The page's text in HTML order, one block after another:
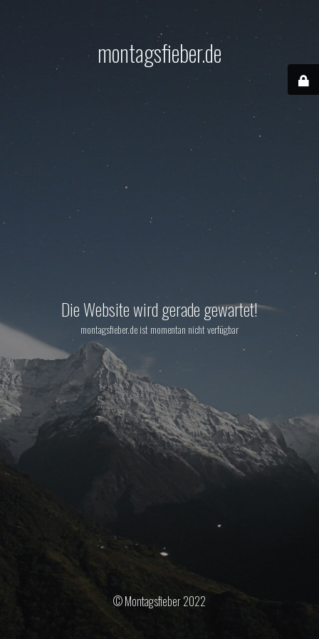
montagsfieber.de
Die Website wird gerade gewartet!
montagsfieber.de ist momentan nicht verfügbar
© Montagsfieber 2022